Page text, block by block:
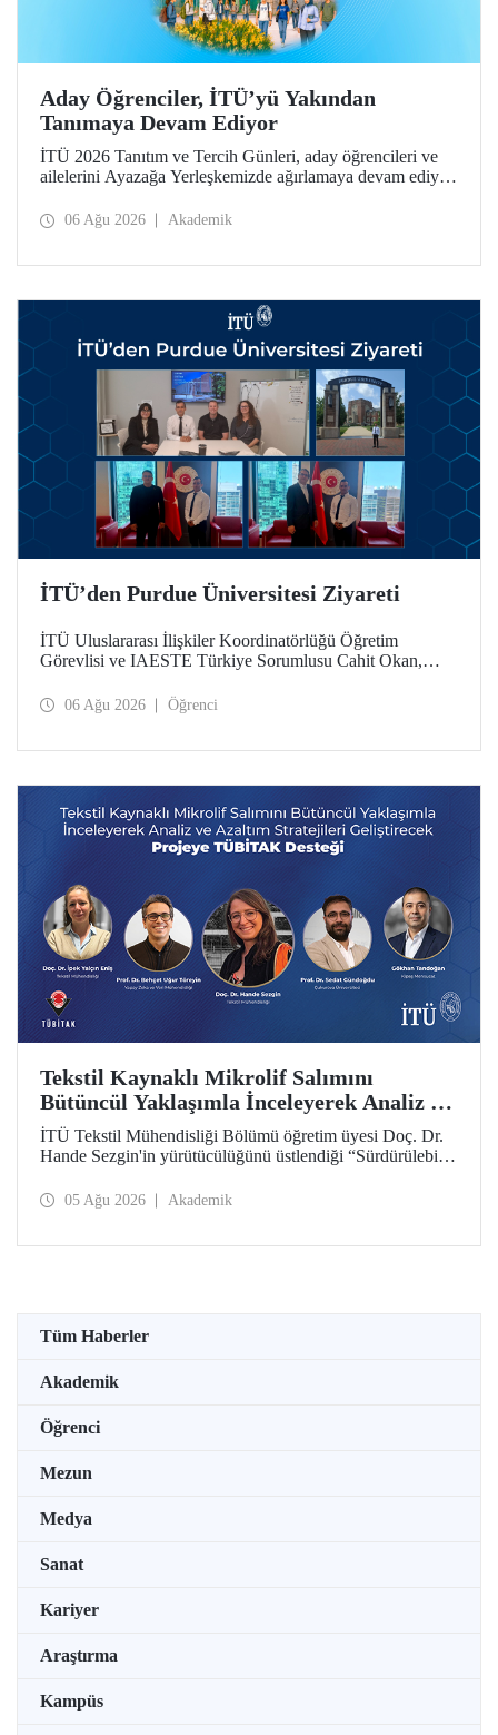
Aday Öğrenciler, İTÜ’yü Yakından
Tanımaya Devam Ediyor
İTÜ 2026 Tanıtım ve Tercih Günleri, aday öğrencileri ve
ailelerini Ayazağa Yerleşkemizde ağırlamaya devam ediyor.
ilgili fakülte ve birimler adaylara bilgi vermeye devam
06 Ağu 2026 Akademik
İTÜ’den Purdue Üniversitesi Ziyareti
İTÜ Uluslararası İlişkiler Koordinatörlüğü Öğretim
Görevlisi ve IAESTE Türkiye Sorumlusu Cahit Okan,
Temmuz tarihlerinde ABD’de dünyanın önde gelen
06 Ağu 2026 Öğrenci
Tekstil Kaynaklı Mikrolif Salımını
Bütüncül Yaklaşımla İnceleyerek Analiz ve
Azaltım Stratejileri Geliştirecek Projeye
TÜBİTAK Desteği
İTÜ Tekstil Mühendisliği Bölümü öğretim üyesi Doç. Dr.
Hande Sezgin'in yürütücülüğünü üstlendiği “Sürdürülebilir
Koşullarına Bağlı Mikrolif Salımı: Aşınma, UV Maruziyeti
05 Ağu 2026 Akademik
Tüm Haberler
Akademik
Öğrenci
Mezun
Medya
Sanat
Kariyer
Araştırma
Kampüs